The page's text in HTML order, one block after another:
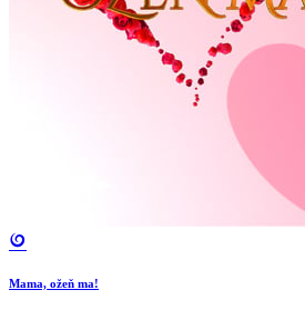
Mama, ožeň ma!